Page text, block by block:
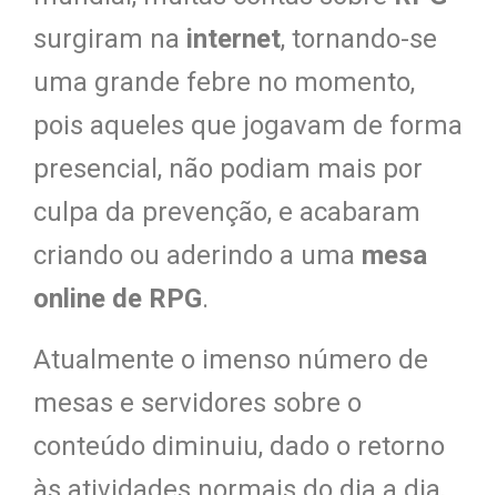
surgiram na internet, tornando-se
uma grande febre no momento,
pois aqueles que jogavam de forma
presencial, não podiam mais por
culpa da prevenção, e acabaram
criando ou aderindo a uma mesa
online de RPG.
Atualmente o imenso número de
mesas e servidores sobre o
conteúdo diminuiu, dado o retorno